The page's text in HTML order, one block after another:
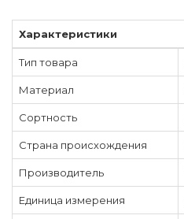
Характеристики
Тип товара
Материал
Сортность
Страна происхождения
Производитель
Единица измерения